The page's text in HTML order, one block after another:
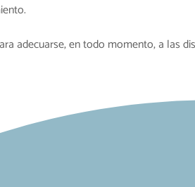
adecuarse, en todo momento, a las